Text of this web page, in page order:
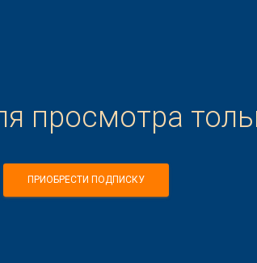
просмотра
ПРИОБРЕСТИ ПОДПИСКУ